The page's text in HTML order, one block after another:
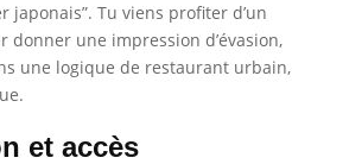
japonais”. Tu viens profiter d’un
donner une impression d’évasion,
une logique de restaurant urbain,
et accès